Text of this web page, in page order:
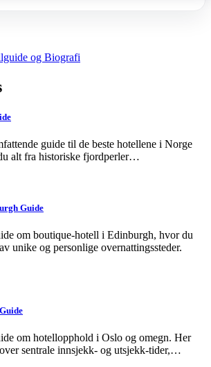
og Biografi
guide til de beste hotellene i Norge
alt fra historiske fjordperler…
Guide
om boutique-hotell i Edinburgh, hvor du
unike og personlige overnattingssteder.
om hotellopphold i Oslo og omegn. Her
sentrale innsjekk- og utsjekk-tider,…